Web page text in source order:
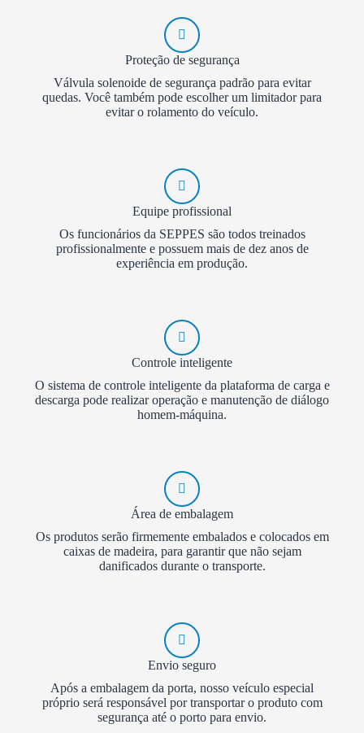
Proteção de segurança
Válvula solenoide de segurança padrão para evitar
quedas. Você também pode escolher um limitador para
evitar o rolamento do veículo.
Equipe profissional
Os funcionários da SEPPES são todos treinados
profissionalmente e possuem mais de dez anos de
experiência em produção.
Controle inteligente
O sistema de controle inteligente da plataforma de carga e
descarga pode realizar operação e manutenção de diálogo
homem-máquina.
Área de embalagem
Os produtos serão firmemente embalados e colocados em
caixas de madeira, para garantir que não sejam
danificados durante o transporte.
Envio seguro
Após a embalagem da porta, nosso veículo especial
próprio será responsável por transportar o produto com
segurança até o porto para envio.